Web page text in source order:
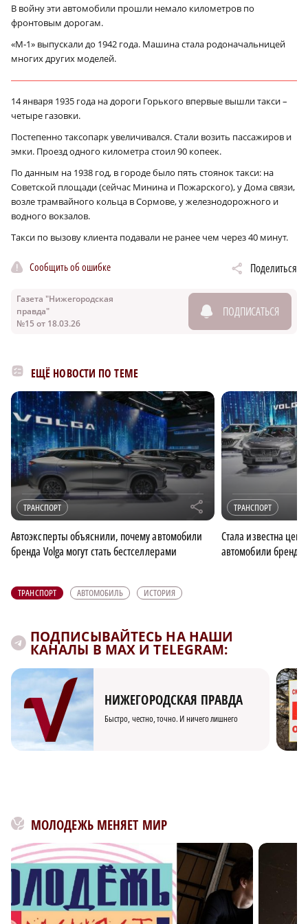
В войну эти автомобили прошли немало километров по
фронтовым дорогам.
«М‑1» выпускали до 1942 года. Машина стала родоначальницей
многих других моделей.
14 января 1935 года на дороги Горького впервые вышли такси –
четыре газовки.
Постепенно таксопарк увеличивался. Стали возить пассажиров и
эмки. Проезд одного километра стоил 90 копеек.
По данным на 1938 год, в городе было пять стоянок такси: на
Советской площади (сейчас Минина и Пожарского), у Дома связи,
возле трамвайного кольца в Сормове, у железнодорожного и
водного вокзалов.
Такси по вызову клиента подавали не ранее чем через 40 минут.
Сообщить об ошибке Поделиться
Газета "Нижегородская
правда"
№15 от 18.03.26
ПОДПИСАТЬСЯ
ЕЩЁ НОВОСТИ ПО ТЕМЕ
ТРАНСПОРТ r
Автоэксперты объяснили, почему автомобили
бренда Volga могут стать бестселлерами
ТРАНСПОРТ
Стала известна
автомобили бренда
ТРАНСПОРТ АВТОМОБИЛЬ ИСТОРИЯ
ПОДПИСЫВАЙТЕСЬ НА НАШИ
КАНАЛЫ В MAX И TELEGRAM:
НИЖЕГОРОДСКАЯ ПРАВДА
Быстро, честно, точно. И ничего лишнего
МОЛОДЕЖЬ МЕНЯЕТ МИР